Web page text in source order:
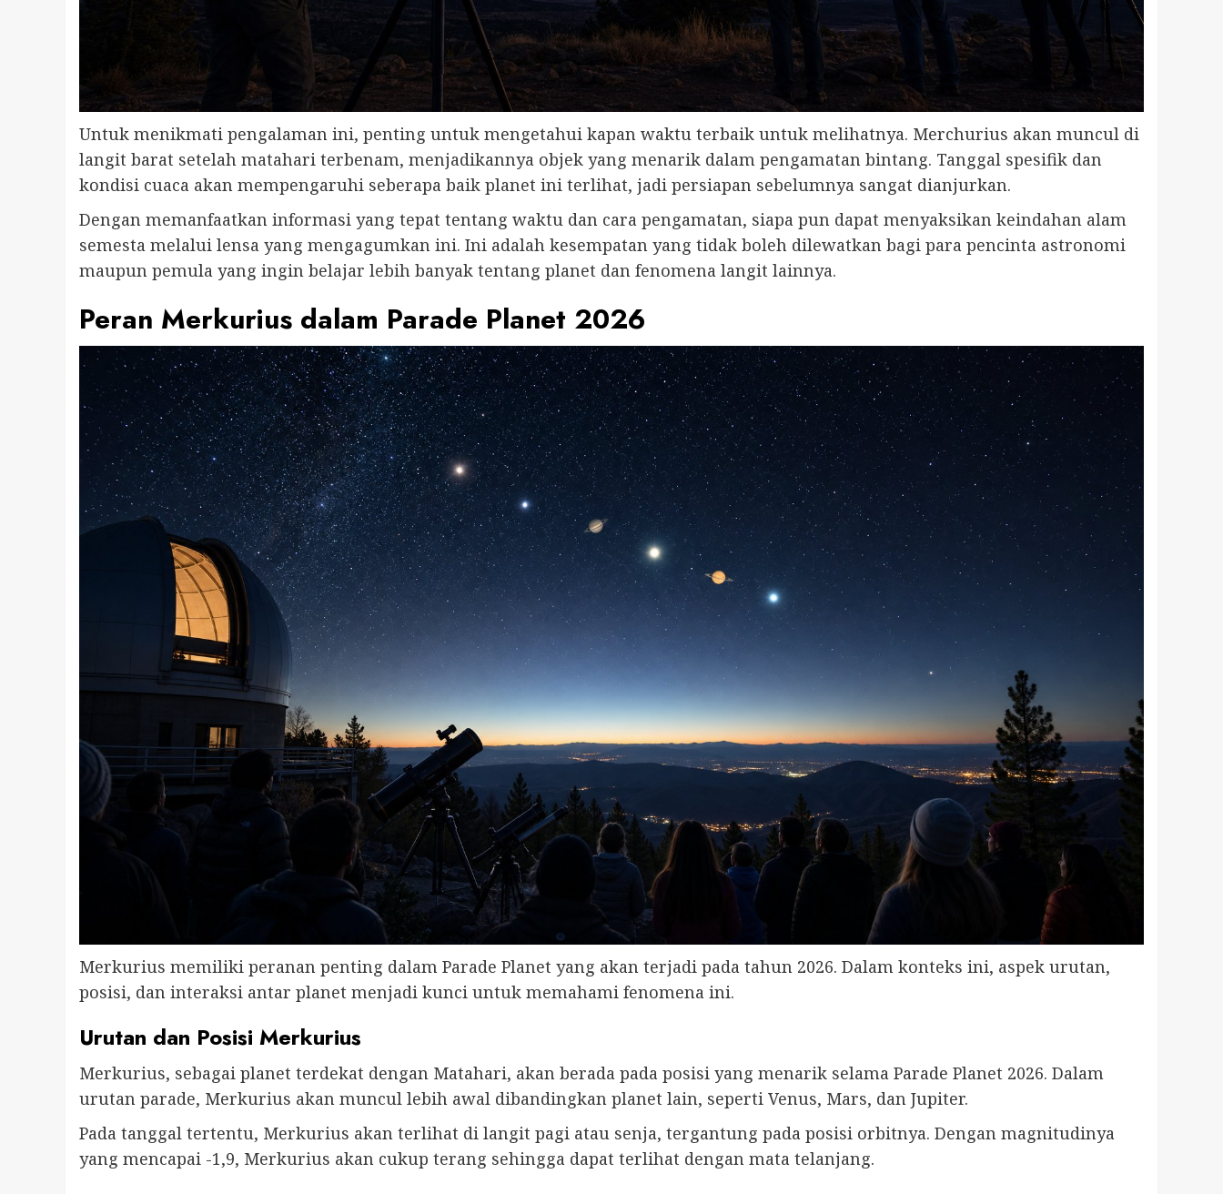
Untuk menikmati pengalaman ini, penting untuk mengetahui kapan waktu terbaik untuk melihatnya. Merchurius akan muncul di
langit barat setelah matahari terbenam, menjadikannya objek yang menarik dalam pengamatan bintang. Tanggal spesifik dan
kondisi cuaca akan mempengaruhi seberapa baik planet ini terlihat, jadi persiapan sebelumnya sangat dianjurkan.
Dengan memanfaatkan informasi yang tepat tentang waktu dan cara pengamatan, siapa pun dapat menyaksikan keindahan alam
semesta melalui lensa yang mengagumkan ini. Ini adalah kesempatan yang tidak boleh dilewatkan bagi para pencinta astronomi
maupun pemula yang ingin belajar lebih banyak tentang planet dan fenomena langit lainnya.
Peran Merkurius dalam Parade Planet 2026
Merkurius memiliki peranan penting dalam Parade Planet yang akan terjadi pada tahun 2026. Dalam konteks ini, aspek urutan,
posisi, dan interaksi antar planet menjadi kunci untuk memahami fenomena ini.
Urutan dan Posisi Merkurius
Merkurius, sebagai planet terdekat dengan Matahari, akan berada pada posisi yang menarik selama Parade Planet 2026. Dalam
urutan parade, Merkurius akan muncul lebih awal dibandingkan planet lain, seperti Venus, Mars, dan Jupiter.
Pada tanggal tertentu, Merkurius akan terlihat di langit pagi atau senja, tergantung pada posisi orbitnya. Dengan magnitudinya
yang mencapai -1,9, Merkurius akan cukup terang sehingga dapat terlihat dengan mata telanjang.